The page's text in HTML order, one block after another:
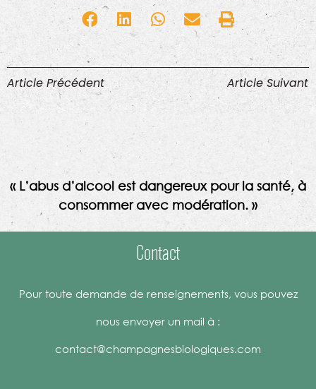
Article Précédent Article Suivant
« L’abus d’alcool est dangereux pour la santé, à
consommer avec modération. »
Contact
Pour toute demande de renseignements, vous pouvez
nous envoyer un mail à :
contact@champagnesbiologiques.com